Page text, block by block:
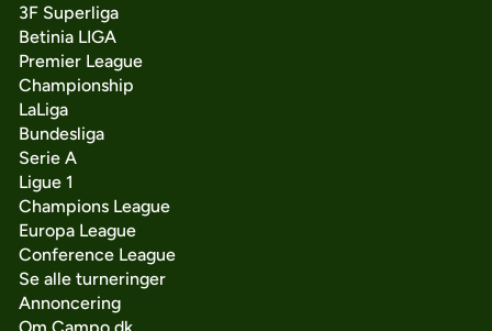
3F Superliga
Betinia LIGA
Premier League
Championship
LaLiga
Bundesliga
Serie A
Ligue 1
Champions League
Europa League
Conference League
Se alle turneringer
Annoncering